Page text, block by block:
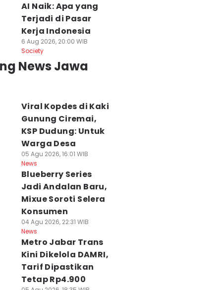
AI Naik: Apa yang
Terjadi di Pasar
Kerja Indonesia
6 Aug 2026, 20:00 WIB
Society
News Jawa
Viral Kopdes di Kaki
Gunung Ciremai,
KSP Dudung: Untuk
Warga Desa
05 Agu 2026, 16:01 WIB
News
Blueberry Series
Jadi Andalan Baru,
Mixue Soroti Selera
Konsumen
04 Agu 2026, 22:31 WIB
News
Metro Jabar Trans
Kini Dikelola DAMRI,
Tarif Dipastikan
Tetap Rp4.900